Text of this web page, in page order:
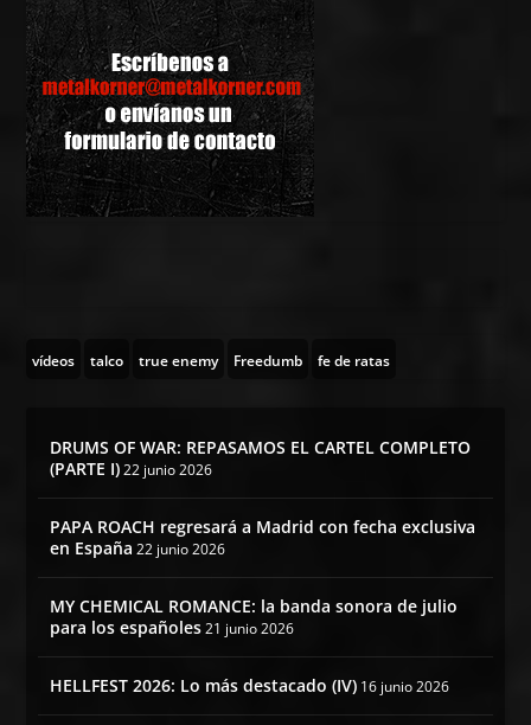
vídeos talco true enemy Freedumb fe de ratas
DRUMS OF WAR: REPASAMOS EL CARTEL COMPLETO
(PARTE I) 22 junio 2026
PAPA ROACH regresará a Madrid con fecha exclusiva
en España 22 junio 2026
MY CHEMICAL ROMANCE: la banda sonora de julio
para los españoles 21 junio 2026
HELLFEST 2026: Lo más destacado (IV) 16 junio 2026